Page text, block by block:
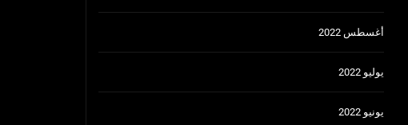
أغسطس 2022
يوليو 2022
يونيو 2022